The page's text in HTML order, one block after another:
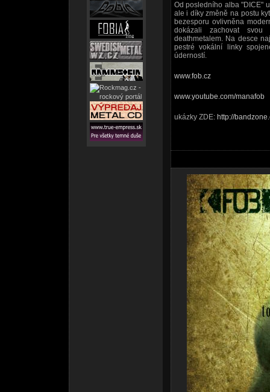
Od posledního alba "DICE"
ale i díky změně na postu
bezesporu ovlivněna
dokázali zachovat
deathmetalem. Na desce
pestré vokální linky
úderností.
www.fob.cz
www.youtube.com/manafob
ukázky ZDE: http://